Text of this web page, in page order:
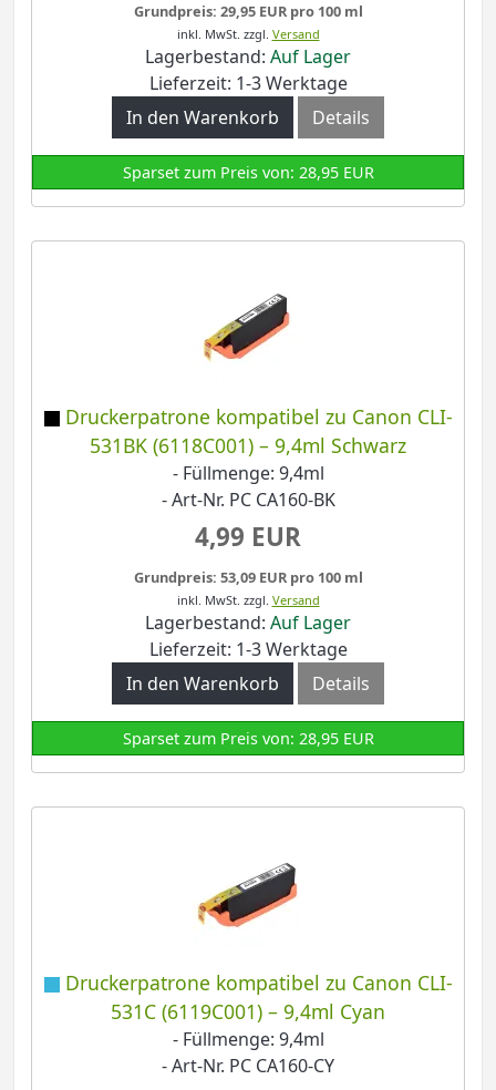
Grundpreis: 29,95 EUR pro 100 ml
inkl. MwSt. zzgl. Versand
Lagerbestand: Auf Lager
Lieferzeit: 1-3 Werktage
In den Warenkorb
Details
Sparset zum Preis von: 28,95 EUR
Druckerpatrone kompatibel zu Canon CLI-
531BK (6118C001) – 9,4ml Schwarz
- Füllmenge: 9,4ml
- Art-Nr. PC CA160-BK
4,99 EUR
Grundpreis: 53,09 EUR pro 100 ml
inkl. MwSt. zzgl. Versand
Lagerbestand: Auf Lager
Lieferzeit: 1-3 Werktage
In den Warenkorb
Details
Sparset zum Preis von: 28,95 EUR
Druckerpatrone kompatibel zu Canon CLI-
531C (6119C001) – 9,4ml Cyan
- Füllmenge: 9,4ml
- Art-Nr. PC CA160-CY